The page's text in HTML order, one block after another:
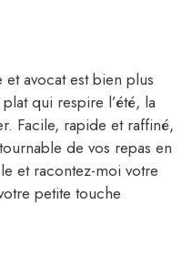
avocat est bien plus
qui respire l’été, la
Facile, rapide et raffiné,
de vos repas en
et racontez-moi votre
petite touche